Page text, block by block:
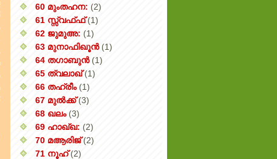
60 മുംതഹന: (2)
61 സ്സ്വഫ്ഫ് (1)
62 ജുമുഅ: (1)
63 മുനാഫിഖൂൻ (1)
64 തഗാബുൻ (1)
65 ത്വലാഖ് (1)
66 തഹ്‌രീം (1)
67 മുൽക്ക് (3)
68 ഖലം (3)
69 ഹാഖ്ഖ: (2)
70 മആരിജ് (2)
71 നൂഹ് (2)